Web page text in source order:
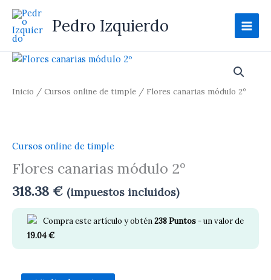
contenido
Pedro Izquierdo
Inicio / Cursos online de timple / Flores canarias módulo 2º
Cursos online de timple
Flores canarias módulo 2º
318.38 € (impuestos incluidos)
Compra este artículo y obtén238Puntos- un valor de
19.04€
Flores
módulo